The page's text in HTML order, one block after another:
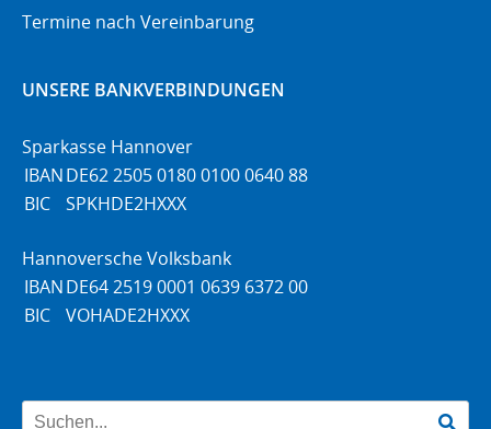
Termine nach Vereinbarung
UNSERE BANKVERBINDUNGEN
Sparkasse Hannover
IBANDE62 2505 0180 0100 0640 88
BIC
SPKHDE2HXXX
Hannoversche Volksbank
IBANDE64 2519 0001 0639 6372 00
BIC
VOHADE2HXXX